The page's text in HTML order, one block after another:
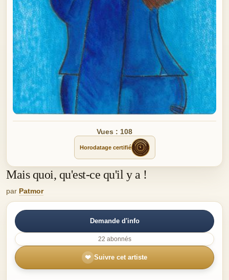
Vues : 108
Horodatage certifié
Mais quoi, qu'est-ce qu'il y a !
par Patmor
Demande d'info
22 abonnés
❤ Suivre cet artiste